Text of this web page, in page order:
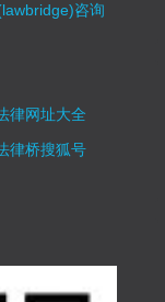
咨询
律网址大全
律桥搜狐号